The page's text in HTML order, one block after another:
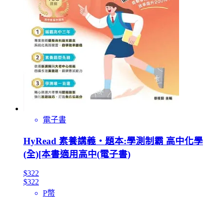
電子書
HyRead 素養講義‧題本:學測制霸 高中化學
(全)[本書適用高中(電子書)
$322
$322
P幣